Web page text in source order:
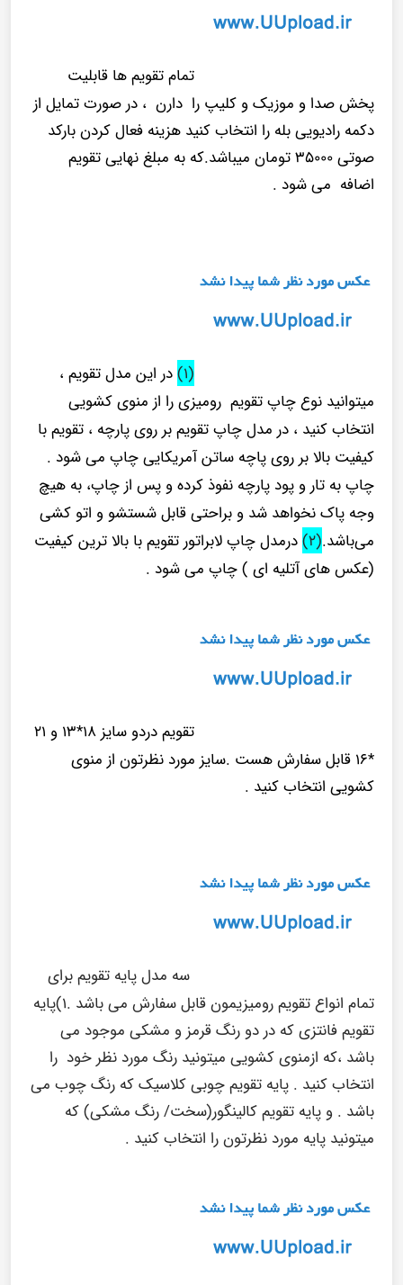
تمام تقویم ها قابلیت
پخش صدا و موزیک و کلیپ را دارن ، در صورت تمایل از
دکمه رادیویی بله را انتخاب کنید هزینه فعال کردن بارکد
صوتی ۳۵۰۰۰ تومان میباشد.که به مبلغ نهایی تقویم
اضافه می شود .
(۱) در این مدل تقویم ،
میتوانید نوع چاپ تقویم رومیزی را از منوی کشویی
انتخاب کنید ، در مدل چاپ تقویم بر روی پارچه ، تقویم با
کیفیت بالا بر روی پاچه ساتن آمریکایی چاپ می شود .
چاپ به تار و پود پارچه نفوذ کرده و پس از چاپ، به هیچ
وجه پاک نخواهد شد و براحتی قابل شستشو و اتو کشی
می‌باشد.(۲)
درمدل چاپ لابراتور تقویم با بالا ترین کیفیت
(عکس های آتلیه ای ) چاپ می شود .
تقویم دردو سایز ۱۸*۱۳ و ۲۱
*۱۶ قابل سفارش هست .سایز مورد نظرتون از منوی
کشویی انتخاب کنید .
سه مدل پایه تقویم برای
تمام انواع تقویم رومیزیمون قابل سفارش می باشد .۱)پایه
تقویم فانتزی که در دو رنگ قرمز و مشکی موجود می
باشد ،که ازمنوی کشویی میتونید رنگ مورد نظر خود را
انتخاب کنید . پایه تقویم چوبی کلاسیک که رنگ چوب می
باشد . و پایه تقویم کالینگور(سخت/ رنگ مشکی) که
میتونید پایه مورد نظرتون را انتخاب کنید .